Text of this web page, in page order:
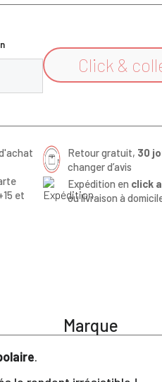
Click &
et
Retour gratuit, 30
changer d’avis
Expédition en click
ou livraison à
Marque
.